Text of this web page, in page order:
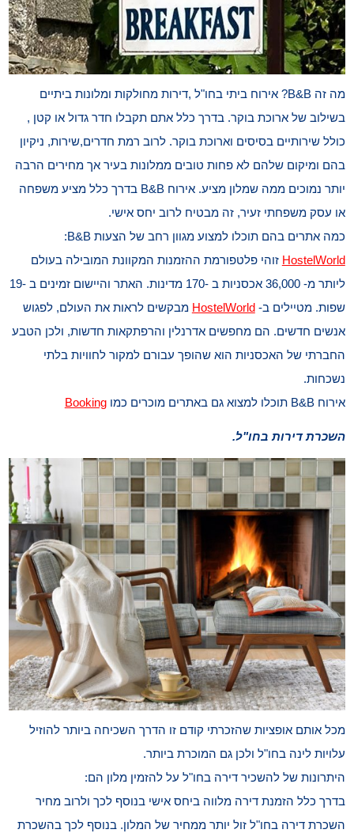
מה זה B&B? אירוח ביתי בחו"ל ,דירות מחולקות ומלונות ביתיים
בשילוב של ארוכת בוקר. בדרך כלל אתם תקבלו חדר גדול או קטן ,
כולל שירותיים בסיסים וארוכת בוקר. לרוב רמת חדרים,שירות, ניקיון
בהם ומיקום שלהם לא פחות טובים ממלונות בעיר אך מחירים הרבה
יותר נמוכים ממה שמלון מציע. אירוח B&B בדרך כלל מציע משפחה
או עסק משפחתי זעיר, זה מבטיח לרוב יחס אישי.
כמה אתרים בהם תוכלו למצוע מגוון רחב של הצעות B&B:
HostelWorld זוהי פלטפורמת ההזמנות המקוונת המובילה בעולם
ליותר מ- 36,000 אכסניות ב -170 מדינות. האתר והיישום זמינים ב -19
שפות. מטיילים ב-HostelWorld מבקשים לראות את העולם, לפגוש
אנשים חדשים. הם מחפשים אדרנלין והרפתקאות חדשות, ולכן הטבע
החברתי של האכסניות הוא שהופך עבורם למקור לחוויות בלתי
נשכחות.
אירוח B&B תוכלו למצוא גם באתרים מוכרים כמו
Booking
השכרת דירות בחו"ל.
מכל אותם אופציות שהזכרתי קודם זו הדרך השכיחה ביותר להוזיל
עלויות לינה בחו"ל ולכן גם המוכרת ביותר.
היתרונות של להשכיר דירה בחו"ל על להזמין מלון הם:
בדרך כלל הזמנת דירה מלווה ביחס אישי בנוסף לכך ולרוב מחיר
השכרת דירה בחו"ל זול יותר ממחיר של המלון. בנוסף לכך בהשכרת